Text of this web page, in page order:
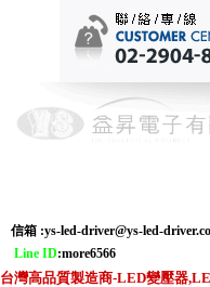
信箱 :ys-led-driver@ys-led-
Line ID:more6566
台灣高品質製造商-LED變壓器